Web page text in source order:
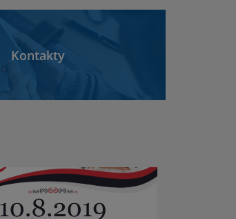
Kontakty